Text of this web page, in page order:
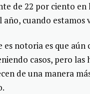
de 22 por ciento
año, cuando estamos
es notoria es que
casos, pero
de una manera